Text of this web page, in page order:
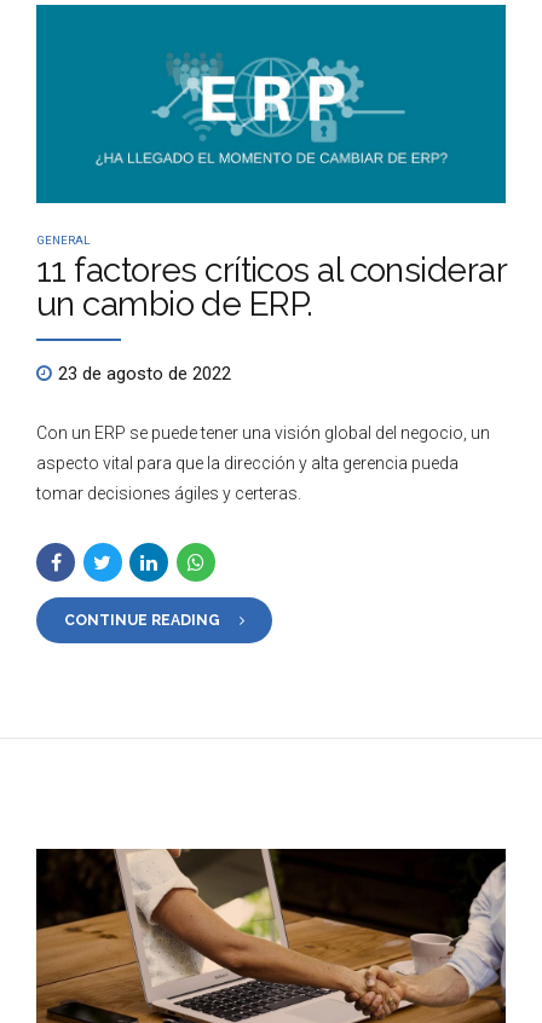
GENERAL
11 factores críticos al considerar
un cambio de ERP.
23 de agosto de 2022
Con un ERP se puede tener una visión global del negocio, un
aspecto vital para que la dirección y alta gerencia pueda
tomar decisiones ágiles y certeras.
CONTINUE READING